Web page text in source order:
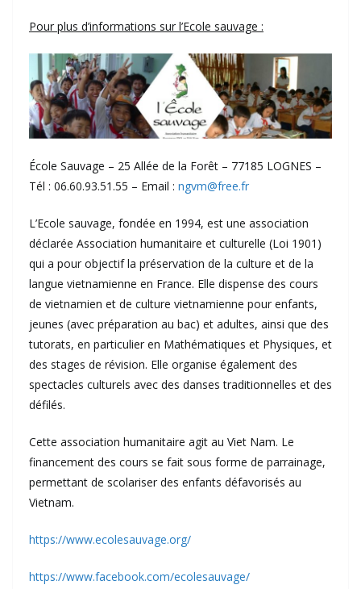
Pour plus d’informations sur l’Ecole sauvage :
École Sauvage – 25 Allée de la Forêt – 77185 LOGNES –
Tél : 06.60.93.51.55 – Email : ngvm@free.fr
L’Ecole sauvage, fondée en 1994, est une association
déclarée Association humanitaire et culturelle (Loi 1901)
qui a pour objectif la préservation de la culture et de la
langue vietnamienne en France. Elle dispense des cours
de vietnamien et de culture vietnamienne pour enfants,
jeunes (avec préparation au bac) et adultes, ainsi que des
tutorats, en particulier en Mathématiques et Physiques, et
des stages de révision. Elle organise également des
spectacles culturels avec des danses traditionnelles et des
défilés.
Cette association humanitaire agit au Viet Nam. Le
financement des cours se fait sous forme de parrainage,
permettant de scolariser des enfants défavorisés au
Vietnam.
https://www.ecolesauvage.org/
https://www.facebook.com/ecolesauvage/